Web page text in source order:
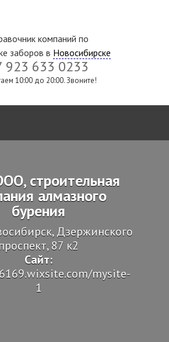
компаний по
заборов в Новосибирске
923 633 0233
10:00 до 20:00. Звоните!
строительная
алмазного
бурения
Дзержинского
проспект, 87 к2
Сайт:
mysite-
1